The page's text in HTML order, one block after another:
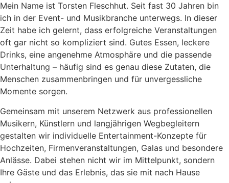
Mein Name ist Torsten Fleschhut. Seit fast 30 Jahren bin
ich in der Event- und Musikbranche unterwegs. In dieser
Zeit habe ich gelernt, dass erfolgreiche Veranstaltungen
oft gar nicht so kompliziert sind. Gutes Essen, leckere
Drinks, eine angenehme Atmosphäre und die passende
Unterhaltung – häufig sind es genau diese Zutaten, die
Menschen zusammenbringen und für unvergessliche
Momente sorgen.
Gemeinsam mit unserem Netzwerk aus professionellen
Musikern, Künstlern und langjährigen Wegbegleitern
gestalten wir individuelle Entertainment-Konzepte für
Hochzeiten, Firmenveranstaltungen, Galas und besondere
Anlässe. Dabei stehen nicht wir im Mittelpunkt, sondern
Ihre Gäste und das Erlebnis, das sie mit nach Hause